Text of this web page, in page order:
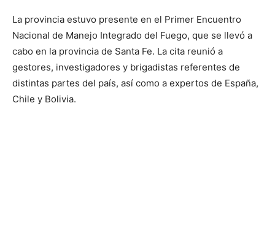
La provincia estuvo presente en el Primer Encuentro
Nacional de Manejo Integrado del Fuego, que se llevó a
cabo en la provincia de Santa Fe. La cita reunió a
gestores, investigadores y brigadistas referentes de
distintas partes del país, así como a expertos de España,
Chile y Bolivia.